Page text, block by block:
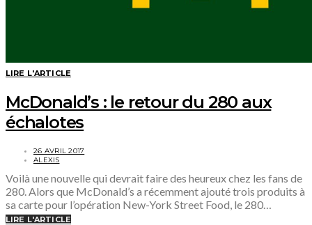
LIRE L'ARTICLE
McDonald’s : le retour du 280 aux
échalotes
26 AVRIL 2017
ALEXIS
Voilà une nouvelle qui devrait faire des heureux chez les fans de
280. Alors que McDonald’s a récemment ajouté trois produits à
sa carte pour l’opération New-York Street Food, le 280…
LIRE L'ARTICLE